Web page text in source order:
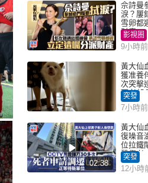
佘詩曼
淚？屢
雪卵都遲 立定遺囑
財產
影視圈
9小時前
黃大仙
獲准養
次突擊
死者邨
突發
7小時前
02:38
黃大仙
復噪音滋擾 聽
位拉鐵閘聲 攜
擊傷者
突發
12小時